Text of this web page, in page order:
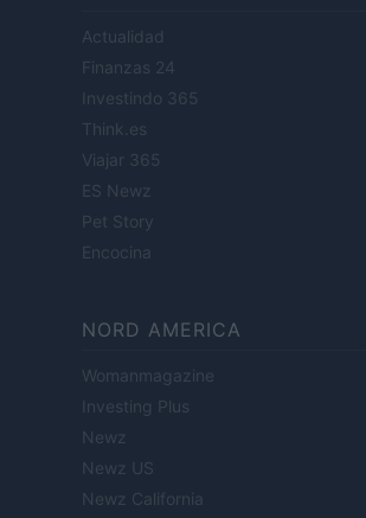
Actualidad
Finanzas 24
Investindo 365
Think.es
Viajar 365
ES Newz
Pet Story
Encocina
NORD AMERICA
Womanmagazine
Investing Plus
Newz
Newz US
Newz California